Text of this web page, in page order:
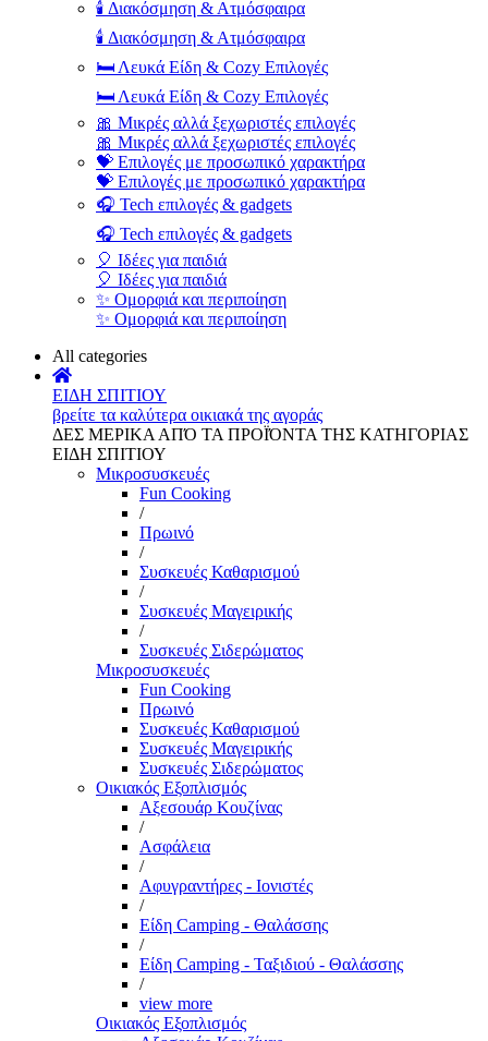
🕯️ Διακόσμηση & Ατμόσφαιρα
🕯️ Διακόσμηση & Ατμόσφαιρα
🛏️ Λευκά Είδη & Cozy Επιλογές
🛏️ Λευκά Είδη & Cozy Επιλογές
🎀 Μικρές αλλά ξεχωριστές επιλογές
🎀 Μικρές αλλά ξεχωριστές επιλογές
💝 Επιλογές με προσωπικό χαρακτήρα
💝 Επιλογές με προσωπικό χαρακτήρα
🎧 Tech επιλογές & gadgets
🎧 Tech επιλογές & gadgets
🎈 Ιδέες για παιδιά
🎈 Ιδέες για παιδιά
✨ Ομορφιά και περιποίηση
✨ Ομορφιά και περιποίηση
All categories
ΕΙΔΗ ΣΠΙΤΙΟΥ
βρείτε τα καλύτερα οικιακά της αγοράς
ΔΕΣ ΜΕΡΙΚΑ ΑΠΌ ΤΑ ΠΡΟΪΌΝΤΑ ΤΗΣ ΚΑΤΗΓΟΡΙΑΣ
ΕΙΔΗ ΣΠΙΤΙΟΥ
Μικροσυσκευές
Fun Cooking
/
Πρωινό
/
Συσκευές Καθαρισμού
/
Συσκευές Μαγειρικής
/
Συσκευές Σιδερώματος
Μικροσυσκευές
Fun Cooking
Πρωινό
Συσκευές Καθαρισμού
Συσκευές Μαγειρικής
Συσκευές Σιδερώματος
Οικιακός Εξοπλισμός
Αξεσουάρ Κουζίνας
/
Ασφάλεια
/
Αφυγραντήρες - Ιονιστές
/
Είδη Camping - Θαλάσσης
/
Είδη Camping - Ταξιδιού - Θαλάσσης
/
view more
Οικιακός Εξοπλισμός